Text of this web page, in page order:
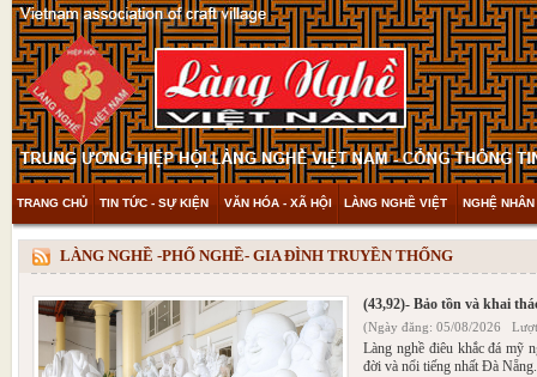
TRANG CHỦ TIN TỨC - SỰ KIỆN VĂN HÓA - XÃ HỘI LÀNG NGHỀ VIỆT NGHỆ
THAM KHẢO & KHÁM PHÁ VIDEO
LÀNG NGHỀ -PHỐ NGHỀ- GIA ĐÌNH TRUYỀN THỐNG
(43,92)- Bảo tồn và khai
(Ngày đăng: 05/08/2026
Làng nghề điêu khắc đá mỹ
đời và nổi tiếng nhất Đà